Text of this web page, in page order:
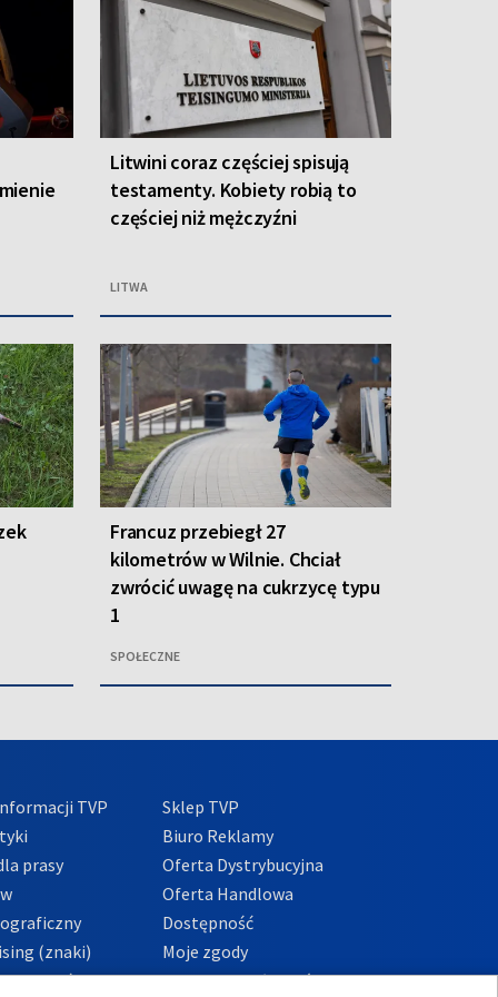
Litwini coraz częściej spisują
testamenty. Kobiety robią to
częściej niż mężczyźni
LITWA
Francuz przebiegł 27
kilometrów w Wilnie. Chciał
zwrócić uwagę na cukrzycę typu
1
SPOŁECZNE
TVP
prasy
(znaki)
Sklep TVP
Biuro Reklamy
Oferta Dystrybucyjna
Oferta Handlowa
Dostępność
Moje zgody
Procedura zgłoszeń